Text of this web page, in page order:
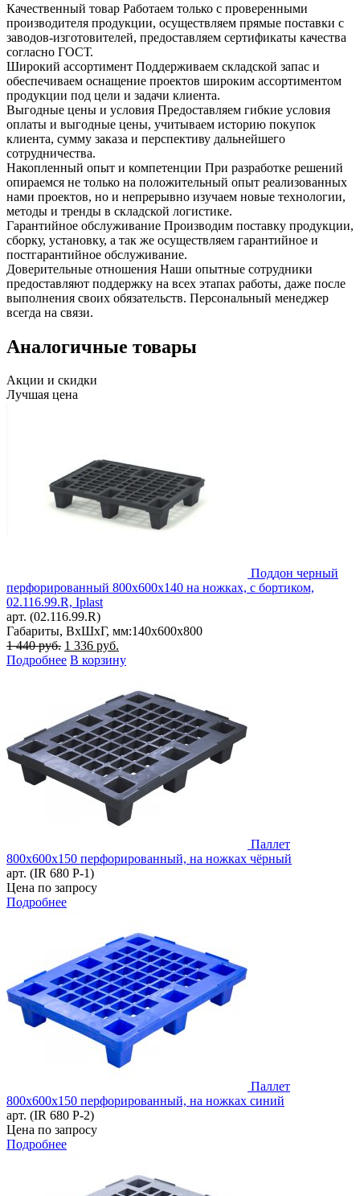
Качественный товар Работаем только с проверенными
производителя продукции, осуществляем прямые поставки с
заводов-изготовителей, предоставляем сертификаты качества
согласно ГОСТ.
Широкий ассортимент Поддерживаем складской запас и
обеспечиваем оснащение проектов широким ассортиментом
продукции под цели и задачи клиента.
Выгодные цены и условия Предоставляем гибкие условия
оплаты и выгодные цены, учитываем историю покупок
клиента, сумму заказа и перспективу дальнейшего
сотрудничества.
Накопленный опыт и компетенции При разработке решений
опираемся не только на положительный опыт реализованных
нами проектов, но и непрерывно изучаем новые технологии,
методы и тренды в складской логистике.
Гарантийное обслуживание Производим поставку продукции,
сборку, установку, а так же осуществляем гарантийное и
постгарантийное обслуживание.
Доверительные отношения Наши опытные сотрудники
предоставляют поддержку на всех этапах работы, даже после
выполнения своих обязательств. Персональный менеджер
всегда на связи.
Аналогичные товары
Акции и скидки
Лучшая цена
Поддон черный
перфорированный 800х600х140 на ножках, с бортиком,
02.116.99.R, Iplast
арт. (02.116.99.R)
Габариты, ВxШxГ, мм:140x600x800
1 440руб. Первоначальная
цена
440 руб..
1 336 руб.
цена:
336 руб..
Подробнее В корзину
Паллет
800х600х150 перфорированный, на ножках чёрный
арт. (IR 680 P-1)
Цена по запросу
Подробнее
Паллет
800х600х150 перфорированный, на ножках синий
арт. (IR 680 P-2)
Цена по запросу
Подробнее